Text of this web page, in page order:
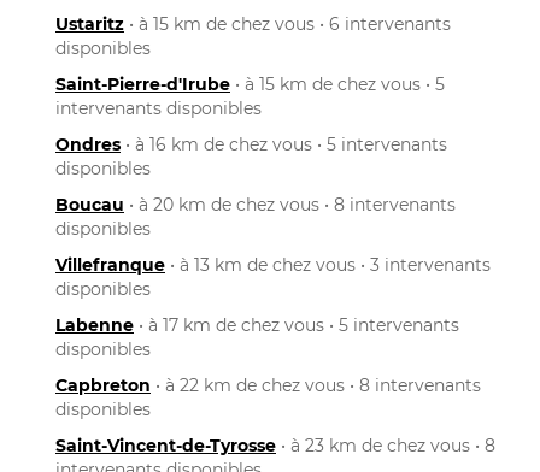
Ustaritz • à 15 km de chez vous • 6 intervenants
disponibles
Saint-Pierre-d'Irube • à 15 km de chez vous • 5
intervenants disponibles
Ondres • à 16 km de chez vous • 5 intervenants
disponibles
Boucau • à 20 km de chez vous • 8 intervenants
disponibles
Villefranque • à 13 km de chez vous • 3 intervenants
disponibles
Labenne • à 17 km de chez vous • 5 intervenants
disponibles
Capbreton • à 22 km de chez vous • 8 intervenants
disponibles
Saint-Vincent-de-Tyrosse • à 23 km de chez vous • 8